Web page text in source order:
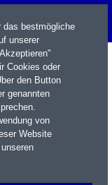
das bestmögliche
unserer
Cookies oder
den Button
genannten
von
Website